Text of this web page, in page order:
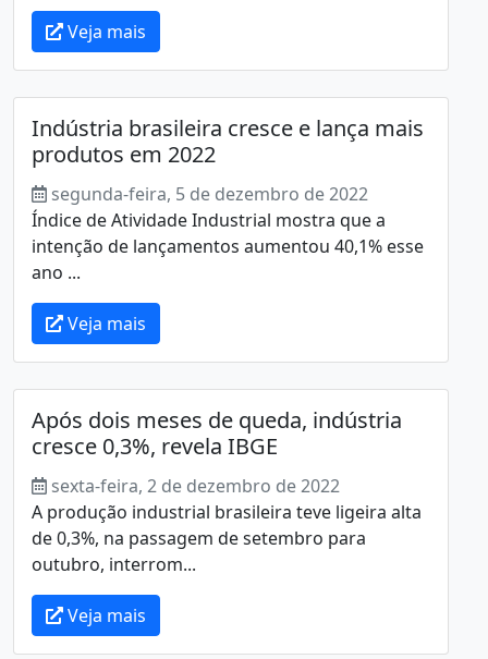
Veja mais
Indústria brasileira cresce e lança mais
produtos em 2022
segunda-feira, 5 de dezembro de 2022
Índice de Atividade Industrial mostra que a
intenção de lançamentos aumentou 40,1% esse
ano ...
Veja mais
Após dois meses de queda, indústria
cresce 0,3%, revela IBGE
sexta-feira, 2 de dezembro de 2022
A produção industrial brasileira teve ligeira alta
de 0,3%, na passagem de setembro para
outubro, interrom...
Veja mais